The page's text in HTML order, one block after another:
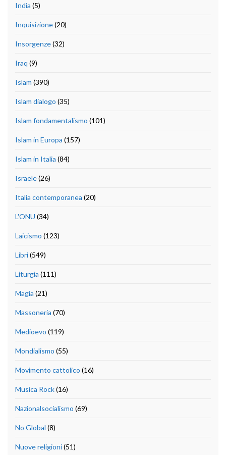
India (5)
Inquisizione(20)
Insorgenze(32)
Iraq (9)
Islam (390)
Islam dialogo (35)
Islam fondamentalismo (101)
Islam in Europa (157)
Islam in Italia (84)
Israele(26)
Italia contemporanea (20)
L'ONU (34)
Laicismo (123)
Libri(549)
Liturgia (111)
Magia (21)
Massoneria (70)
Medioevo (119)
Mondialismo (55)
Movimento cattolico (16)
Musica Rock(16)
Nazionalsocialismo (69)
No Global (8)
Nuove religioni(51)